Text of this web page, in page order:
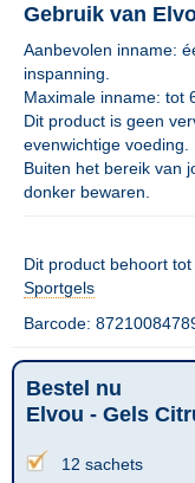
Gebruik van
Aanbevolen inname:
inspanning.
Maximale inname: tot
Dit product is geen
evenwichtige voeding.
Buiten het bereik van
donker bewaren.
Dit product behoort
Sportgels
Barcode:
Bestel nu
Elvou - Gels
12 sachets